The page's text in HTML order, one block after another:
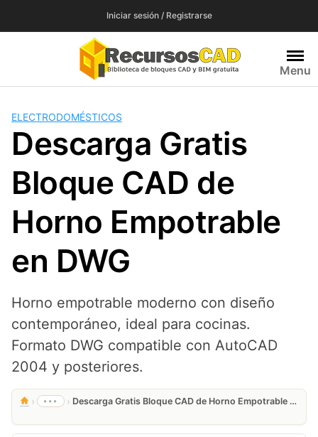
Iniciar sesión / Registrarse
Menu
ELECTRODOMÉSTICOS
Descarga Gratis
Bloque CAD de
Horno Empotrable
en DWG
Horno empotrable moderno con diseño
contemporáneo, ideal para cocinas.
Formato DWG compatible con AutoCAD
2004 y posteriores.
› ••• › Descarga Gratis Bloque CAD de Horno Empotrable en DWG